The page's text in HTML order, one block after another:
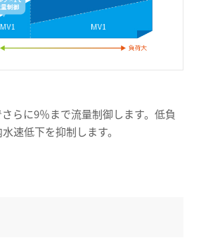
らに9％まで流量制御します。低負
速低下を抑制します。